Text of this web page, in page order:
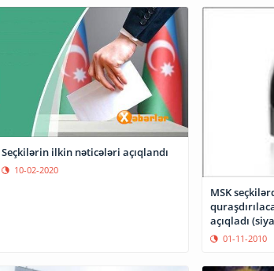
Seçkilərin ilkin nəticələri açıqlandı
10-02-2020
MSK
açıqladı
01-11-2010